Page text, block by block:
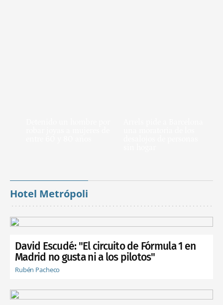
Hotel Metrópoli
David Escudé: "El circuito de Fórmula 1 en
Madrid no gusta ni a los pilotos"
Rubén Pacheco